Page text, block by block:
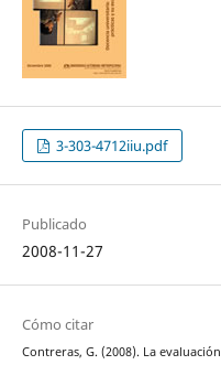
3-303-4712iiu.pdf
Publicado
2008-11-27
Cómo citar
Contreras, G. (2008). La